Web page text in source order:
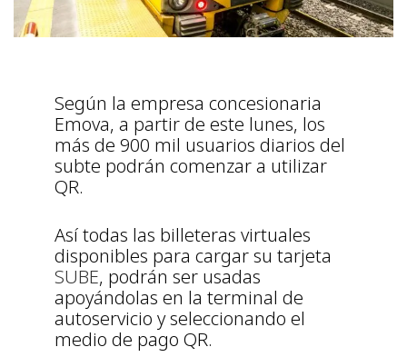
Según la empresa concesionaria
Emova, a partir de este lunes, los
más de 900 mil usuarios diarios del
subte podrán comenzar a utilizar
QR.
Así todas las billeteras virtuales
disponibles para cargar su tarjeta
SUBE, podrán ser usadas
apoyándolas en la terminal de
autoservicio y seleccionando el
medio de pago QR.